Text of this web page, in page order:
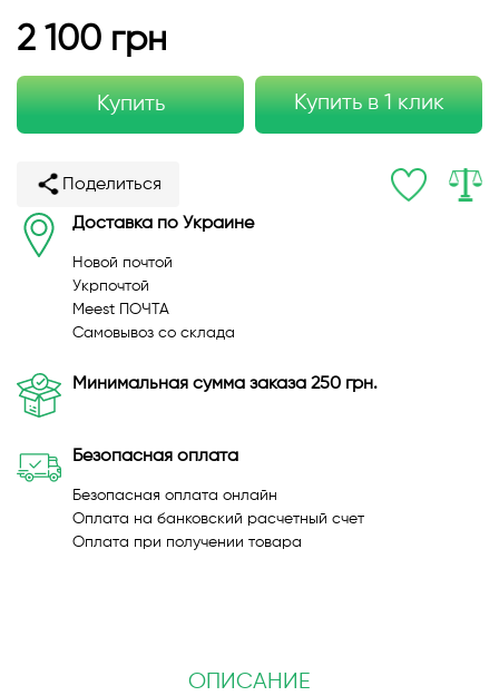
2 100 грн
Купить Купить в 1 клик
Поделиться
Доставка по Украине
Новой почтой
Укрпочтой
Meest ПОЧТА
Самовывоз со склада
Минимальная сумма заказа 250 грн.
Безопасная оплата
Безопасная оплата онлайн
Оплата на банковский расчетный счет
Оплата при получении товара
ОПИСАНИЕ